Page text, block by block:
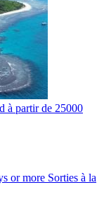
à partir de 25000
or more Sorties à la